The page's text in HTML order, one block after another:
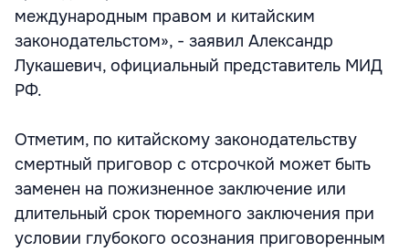
международным правом и китайским
законодательстом», - заявил Александр
Лукашевич, официальный представитель МИД
РФ.
Отметим, по китайскому законодательству
смертный приговор с отсрочкой может быть
заменен на пожизненное заключение или
длительный срок тюремного заключения при
условии глубокого осознания приговоренным